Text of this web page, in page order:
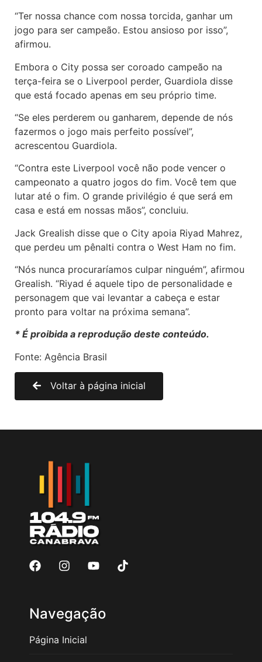
“Ter nossa chance com nossa torcida, ganhar um
jogo para ser campeão. Estou ansioso por isso”,
afirmou.
Embora o City possa ser coroado campeão na
terça-feira se o Liverpool perder, Guardiola disse
que está focado apenas em seu próprio time.
“Se eles perderem ou ganharem, depende de nós
fazermos o jogo mais perfeito possível”,
acrescentou Guardiola.
“Contra este Liverpool você não pode vencer o
campeonato a quatro jogos do fim. Você tem que
lutar até o fim. O grande privilégio é que será em
casa e está em nossas mãos”, concluiu.
Jack Grealish disse que o City apoia Riyad Mahrez,
que perdeu um pênalti contra o West Ham no fim.
“Nós nunca procuraríamos culpar ninguém”, afirmou
Grealish. “Riyad é aquele tipo de personalidade e
personagem que vai levantar a cabeça e estar
pronto para voltar na próxima semana”.
* É proibida a reprodução deste conteúdo.
Fonte: Agência Brasil
Voltar à página inicial
Navegação
Página Inicial